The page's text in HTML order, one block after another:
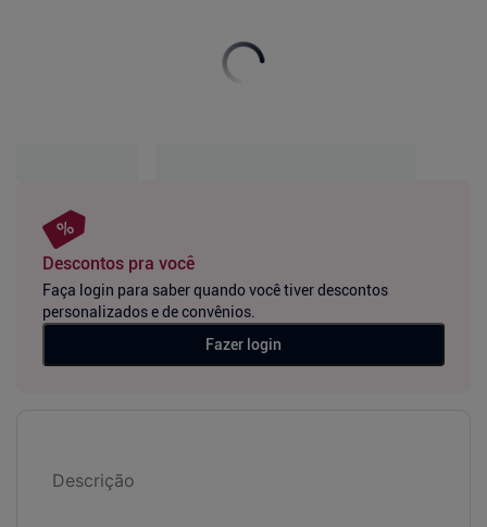
Descontos pra você
Faça login para saber quando você tiver descontos
personalizados e de convênios.
Fazer login
Descrição